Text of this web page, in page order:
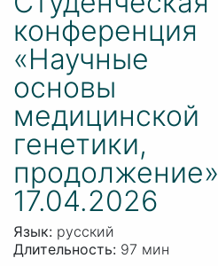
конференция
«Научные
основы
медицинской
генетики,
продолжение»
17.04.2026
Язык: русский
Длительность: 97 мин